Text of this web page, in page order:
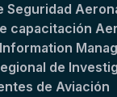
Seguridad
capacitación
de
de Aviación